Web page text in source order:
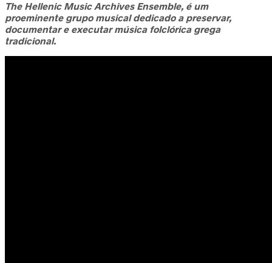
The Hellenic Music Archives Ensemble, é um
proeminente grupo musical dedicado a preservar,
documentar e executar música folclórica grega
tradicional.